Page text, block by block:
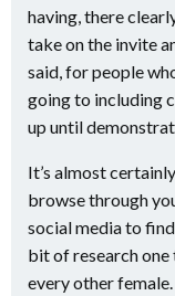
having, there
take on the invite
said, for people
going to including
up until
It’s almost
browse through
social media to
bit of research
every other female.